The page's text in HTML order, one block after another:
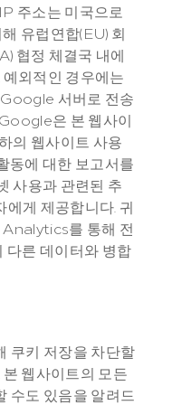
주소는 미국으로
유럽연합(EU) 회
협정 체결국 내에
외적인 경우에는
서버로 전송
은 본 웹사이
의 웹사이트 사용
동에 대한 보고서를
사용과 관련된 추
게 제공합니다. 귀
를 통해 전
른 데이터와 병합
쿠키 저장을 차단할
웹사이트의 모든
수도 있음을 알려드